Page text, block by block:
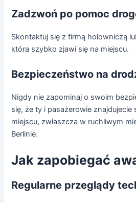
Zadzwoń po pomoc
Skontaktuj się z firmą holowniczą
która szybko zjawi się na miejscu.
Bezpieczeństwo na
Nigdy nie zapominaj o swoim
się, że ty i pasażerowie znajdujecie
miejscu, zwłaszcza w ruchliwym
Berlinie.
Jak zapobiegać
Regularne przeglądy